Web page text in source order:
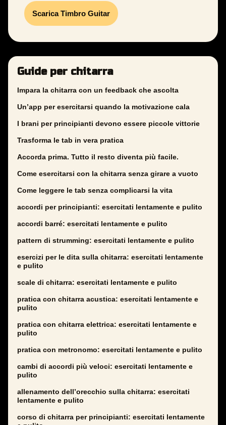
Scarica Timbro Guitar
Guide per chitarra
Impara la chitarra con un feedback che ascolta
Un’app per esercitarsi quando la motivazione cala
I brani per principianti devono essere piccole vittorie
Trasforma le tab in vera pratica
Accorda prima. Tutto il resto diventa più facile.
Come esercitarsi con la chitarra senza girare a vuoto
Come leggere le tab senza complicarsi la vita
accordi per principianti: esercitati lentamente e pulito
accordi barré: esercitati lentamente e pulito
pattern di strumming: esercitati lentamente e pulito
esercizi per le dita sulla chitarra: esercitati lentamente
e pulito
scale di chitarra: esercitati lentamente e pulito
pratica con chitarra acustica: esercitati lentamente e
pulito
pratica con chitarra elettrica: esercitati lentamente e
pulito
pratica con metronomo: esercitati lentamente e pulito
cambi di accordi più veloci: esercitati lentamente e
pulito
allenamento dell’orecchio sulla chitarra: esercitati
lentamente e pulito
corso di chitarra per principianti: esercitati lentamente